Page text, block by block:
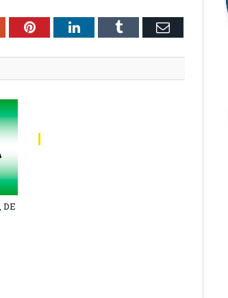
PinterestLinkedInTumblr Email
DE